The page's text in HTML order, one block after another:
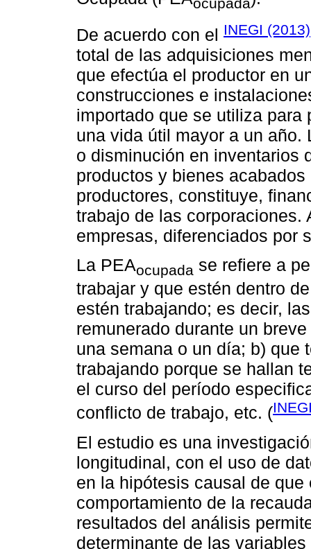
ocupada
De acuerdo con el INEGI (2013)
total de las adquisiciones
que efectúa el productor en
construcciones e
importado que se utiliza
una vida útil mayor a un
o disminución en inventarios
productos y bienes
productores, constituye,
trabajo de las
empresas, diferenciados por
La PEAocupada se refiere a
trabajar y que estén dentro
estén trabajando; es decir,
remunerado durante un
una semana o un día; b) que
trabajando porque se hallan
el curso del período
conflicto de trabajo, etc. (
El estudio es una
longitudinal, con el uso de
en la hipótesis causal de
comportamiento de la
resultados del análisis
determinante de las